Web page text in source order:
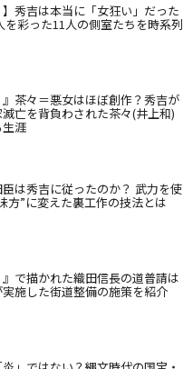
】秀吉は本当に「女狂い」だった
を彩った11人の側室たちを時系列
』茶々＝悪女はほぼ創作？秀吉が
亡を背負わされた茶々(井上和)
涯
は秀吉に従ったのか？ 武力を使
方”に変えた裏工作の技法とは
』で描かれた織田信長の道普請は
施した街道整備の施策を紹介